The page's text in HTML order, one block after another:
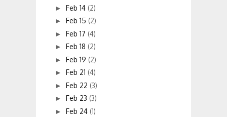
► Feb 14 (2)
► Feb 15 (2)
► Feb 17 (4)
► Feb 18 (2)
► Feb 19 (2)
► Feb 21 (4)
► Feb 22 (3)
► Feb 23 (3)
► Feb 24 (1)